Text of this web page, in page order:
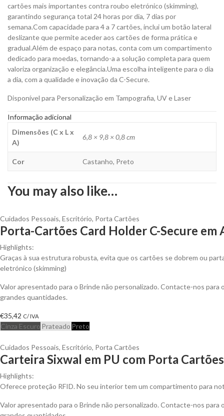
cartões mais importantes contra roubo eletrónico (skimming),
garantindo segurança total 24 horas por dia, 7 dias por
semana.Com capacidade para 4 a 7 cartões, inclui um botão lateral
deslizante que permite aceder aos cartões de forma prática e
gradual.Além de espaço para notas, conta com um compartimento
dedicado para moedas, tornando-a a solução completa para quem
valoriza organização e elegância.Uma escolha inteligente para o dia
a dia, com a qualidade e inovação da C-Secure.
Disponível para Personalização em Tampografia, UV e Laser
Informação adicional
Dimensões (C x L x
A)
6,8 × 9,8 × 0,8 cm
Cor Castanho, Preto
You may also like…
Cuidados Pessoais, Escritório, Porta Cartões
Porta-Cartões Card Holder C-Secure
Highlights:
Graças à sua estrutura robusta, evita que os cartões se dobrem ou
eletrónico (skimming)
Valor apresentado para o Brinde não personalizado. Contacte-nos
grandes quantidades.
€35,42 C/ IVA
Cinza Escuro Prateado Preto
Cuidados Pessoais, Escritório, Porta Cartões
Carteira Sixwal em PU com Porta
Highlights:
Oferece proteção RFID. No seu interior tem um compartimento para
Valor apresentado para o Brinde não personalizado. Contacte-nos